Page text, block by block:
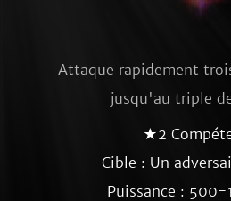
Attaque rapidement
jusqu'au triple
★2
Cible : Un
Puissance : 500-